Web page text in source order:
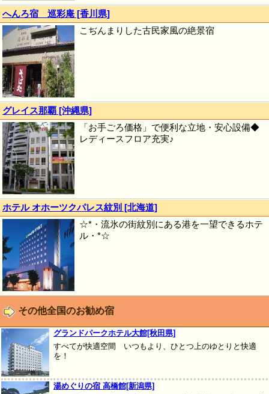
へんろ宿 巡彩庵 [香川県]
こぢんまりした古民家風の絶景宿
グレイス那覇 [沖縄県]
「お手ごろ価格」で便利な立地・安心設備◆
レディースフロア充実♪
ホテル オホーツクパレス紋別 [北海道]
☆*・流氷の街紋別にある港を一望できるホテ
ル・*☆
その他全国のお勧め宿
グランドパークホテル大館[秋田県]
すべてが快適空間 いつもより、ひとつ上のゆとりと快適
を！
湯めぐりの宿 高橋館[新潟県]